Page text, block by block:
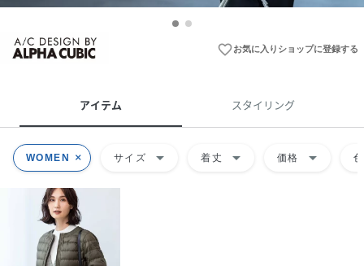
favorite_borderお気に入りショップに登録する
アイテム スタイリング
WOMEN サイズ arrow_drop_down 着丈 arrow_drop_down 価格 arrow_drop_down 色